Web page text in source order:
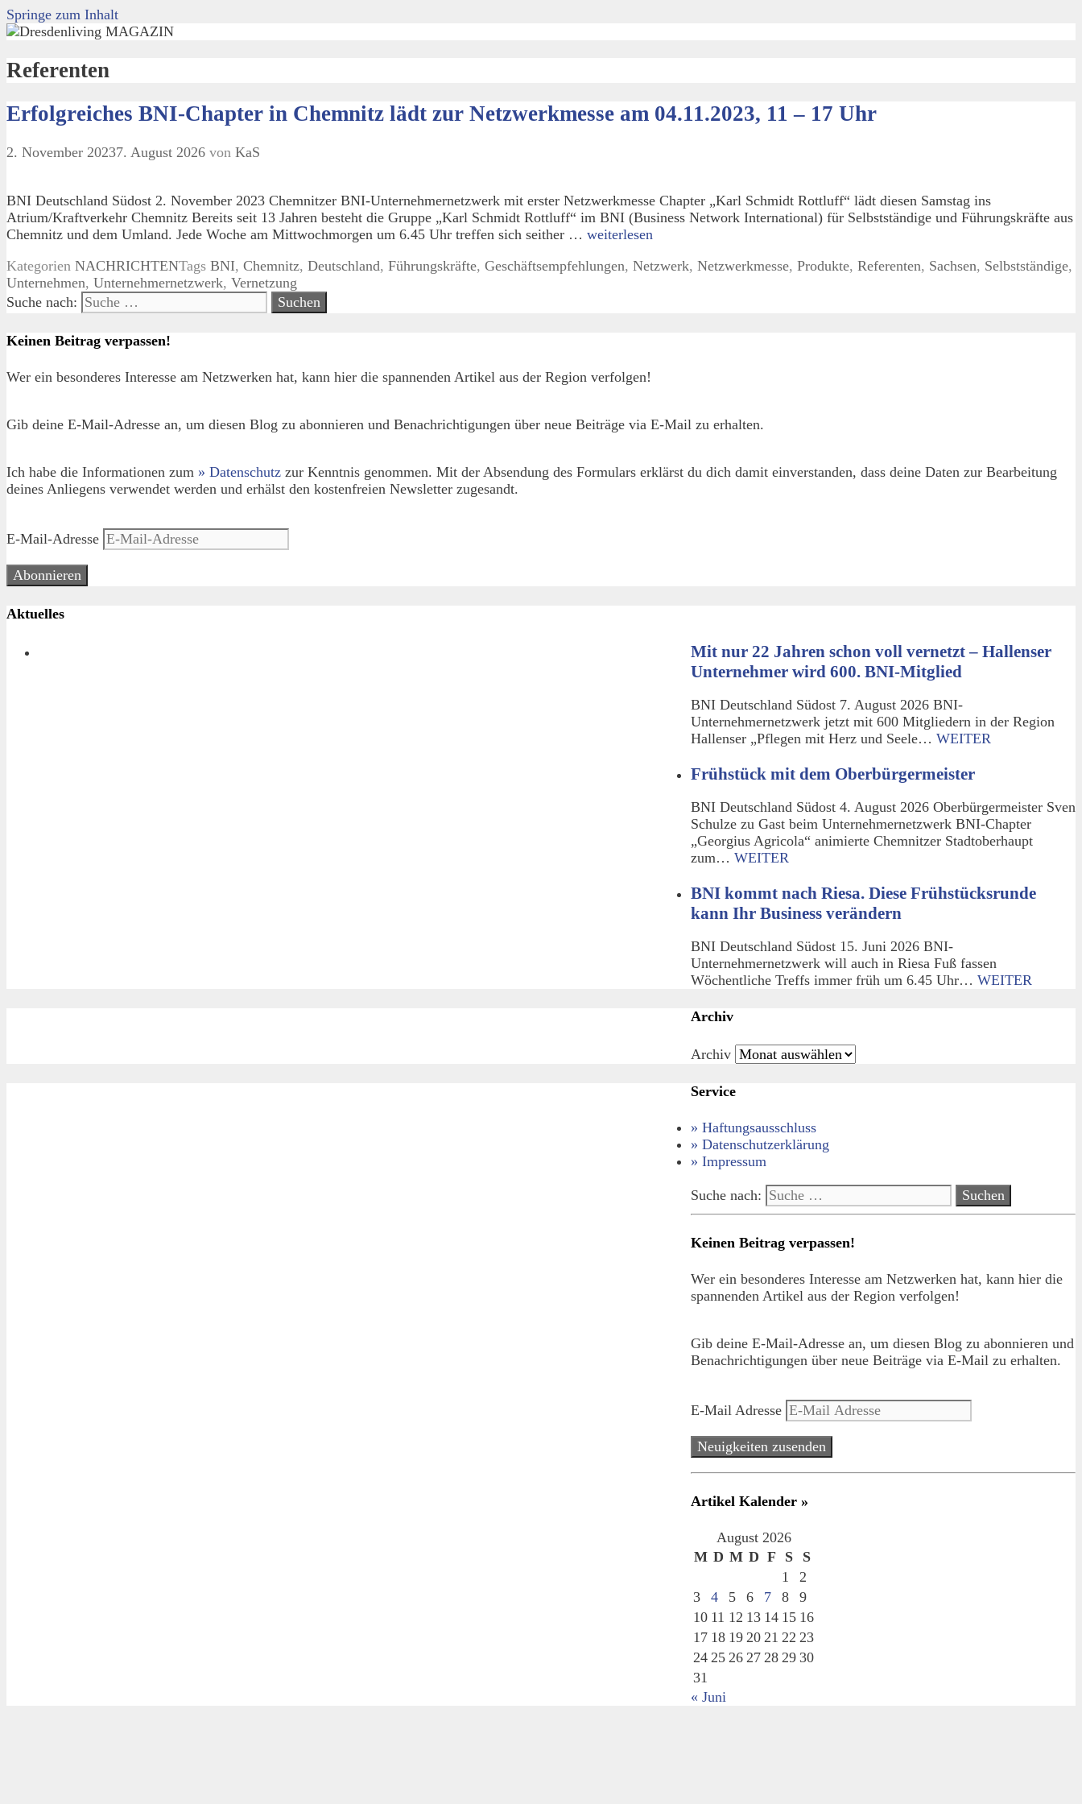
Springe zum Inhalt
Referenten
Erfolgreiches BNI-Chapter in Chemnitz lädt zur Netzwerkmesse am 04.11.2023, 11 – 17 Uhr
2. November 20237. August 2026 von KaS
BNI Deutschland Südost 2. November 2023 Chemnitzer BNI-Unternehmernetzwerk mit erster Netzwerkmesse Chapter „Karl Schmidt Rottluff“ lädt diesen Samstag ins
Atrium/Kraftverkehr Chemnitz Bereits seit 13 Jahren besteht die Gruppe „Karl Schmidt Rottluff“ im BNI (Business Network International) für Selbstständige und Führungskräfte aus
Chemnitz und dem Umland. Jede Woche am Mittwochmorgen um 6.45 Uhr treffen sich seither … weiterlesen
Kategorien NACHRICHTENTags BNI, Chemnitz, Deutschland, Führungskräfte, Geschäftsempfehlungen, Netzwerk, Netzwerkmesse, Produkte, Referenten, Sachsen, Selbstständige,
Unternehmen, Unternehmernetzwerk, Vernetzung
Suche nach:
Keinen Beitrag verpassen!
Wer ein besonderes Interesse am Netzwerken hat, kann hier die spannenden Artikel aus der Region verfolgen!
Gib deine E-Mail-Adresse an, um diesen Blog zu abonnieren und Benachrichtigungen über neue Beiträge via E-Mail zu erhalten.
Ich habe die Informationen zum » Datenschutz zur Kenntnis genommen. Mit der Absendung des Formulars erklärst du dich damit einverstanden, dass deine Daten zur Bearbeitung
deines Anliegens verwendet werden und erhälst den kostenfreien Newsletter zugesandt.
E-Mail-Adresse
Abonnieren
Aktuelles
Mit nur 22 Jahren schon voll vernetzt – Hallenser
Unternehmer wird 600. BNI-Mitglied
BNI Deutschland Südost 7. August 2026 BNI-
Unternehmernetzwerk jetzt mit 600 Mitgliedern in der Region
Hallenser „Pflegen mit Herz und Seele… WEITER
Frühstück mit dem Oberbürgermeister
BNI Deutschland Südost 4. August 2026 Oberbürgermeister Sven
Schulze zu Gast beim Unternehmernetzwerk BNI-Chapter
„Georgius Agricola“ animierte Chemnitzer Stadtoberhaupt
zum… WEITER
BNI kommt nach Riesa. Diese Frühstücksrunde
kann Ihr Business verändern
BNI Deutschland Südost 15. Juni 2026 BNI-
Unternehmernetzwerk will auch in Riesa Fuß fassen
Wöchentliche Treffs immer früh um 6.45 Uhr… WEITER
Archiv
Archiv
Service
» Haftungsausschluss
» Datenschutzerklärung
» Impressum
Suche nach:
Keinen Beitrag verpassen!
Wer ein besonderes Interesse am Netzwerken hat, kann hier die
spannenden Artikel aus der Region verfolgen!
Gib deine E-Mail-Adresse an, um diesen Blog zu abonnieren und
Benachrichtigungen über neue Beiträge via E-Mail zu erhalten.
E-Mail Adresse
Neuigkeiten zusenden
Artikel Kalender »
August 2026
M D M D F S
S
1
2
3
4 5 6 7 8
9
10 11 12 13 14 15 16
17 18 19 20 21 22 23
24 25 26 27 28 29 30
31
« Juni